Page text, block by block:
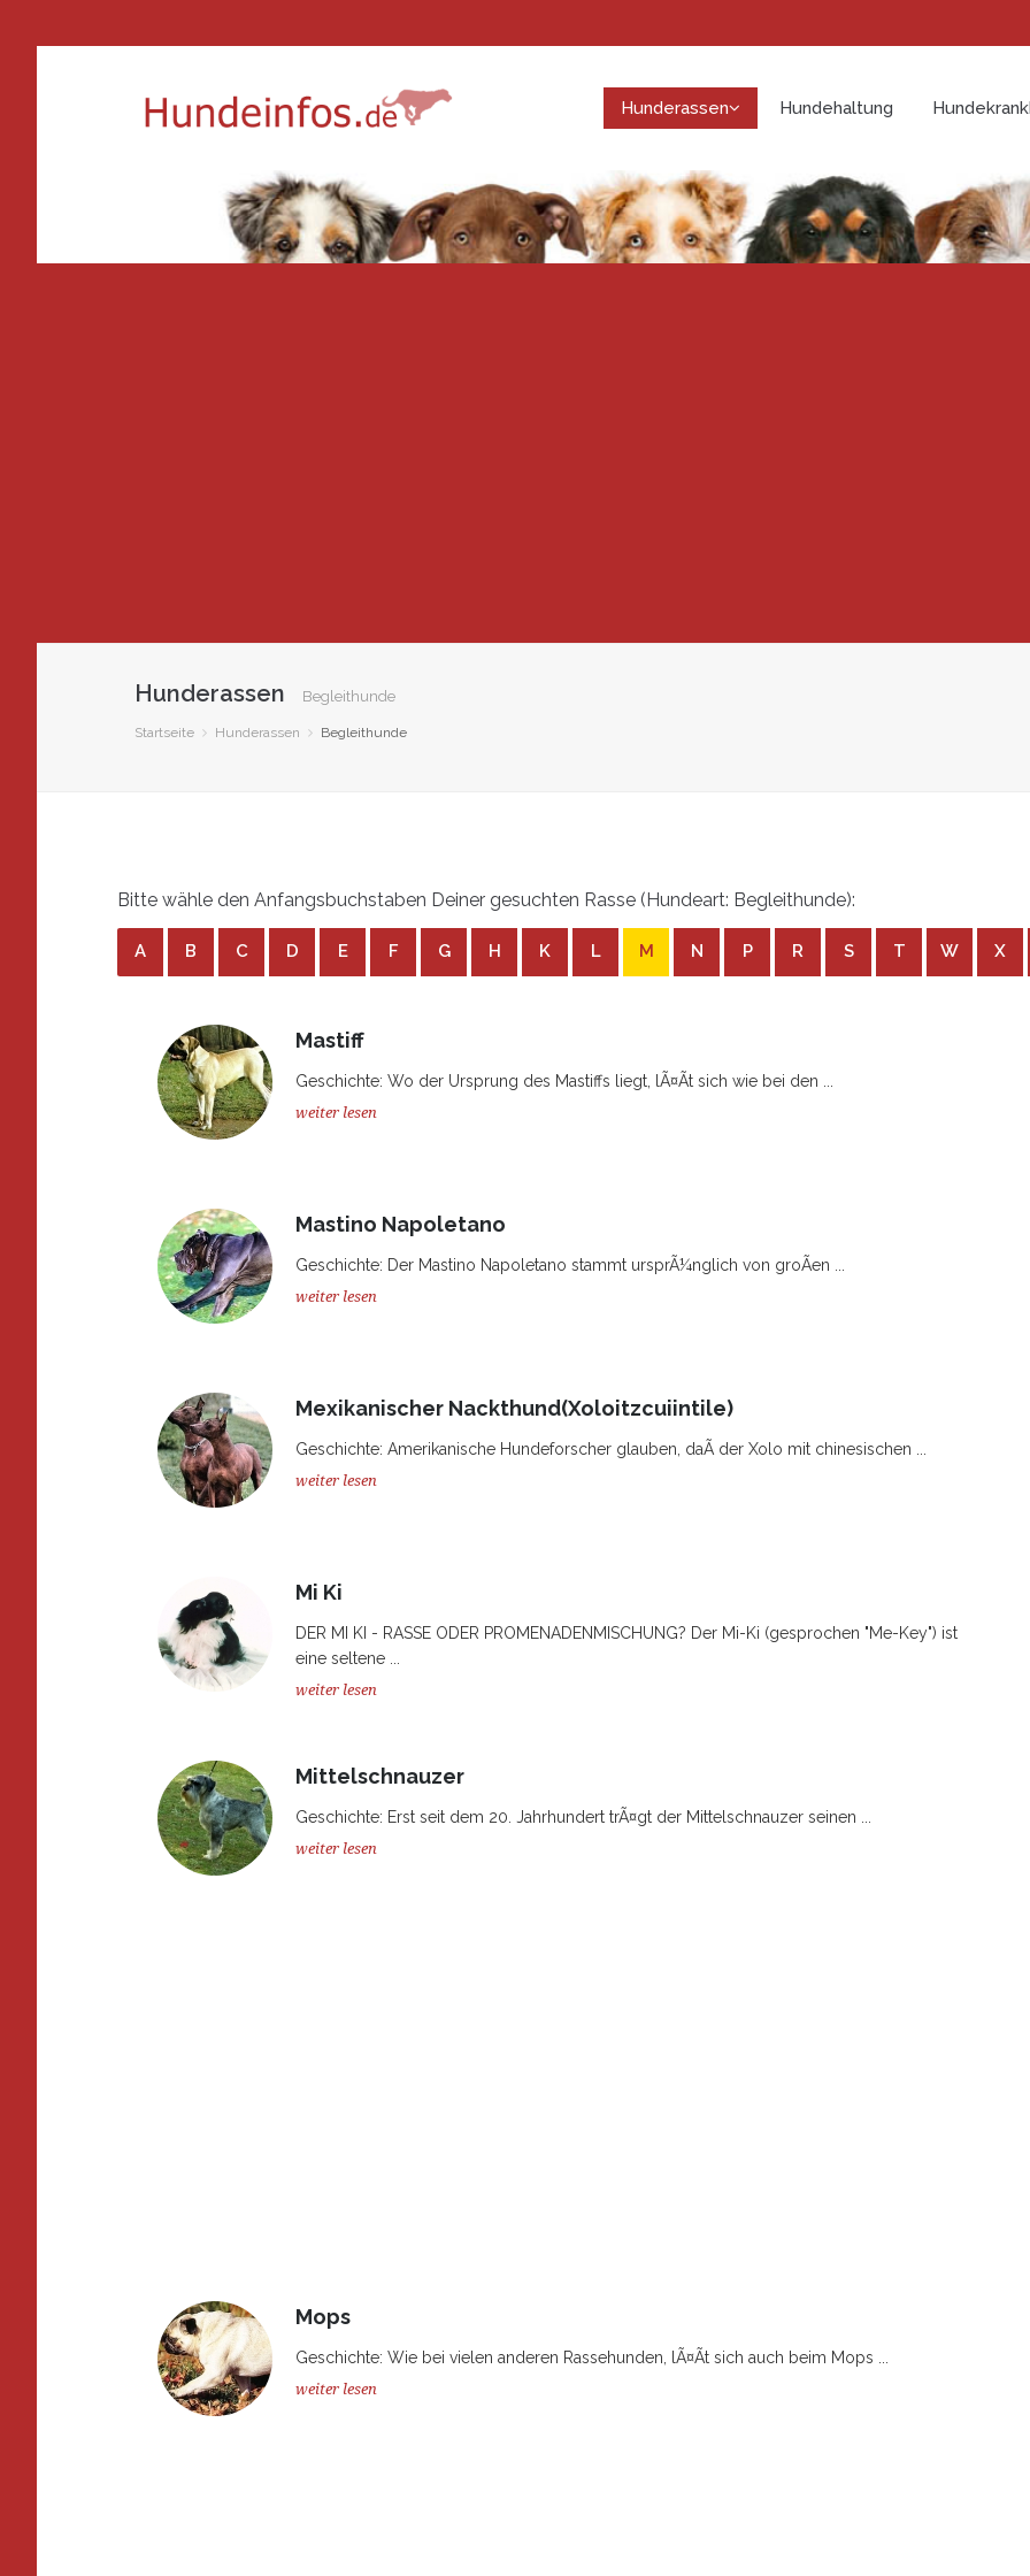
Hunderassen Hundehaltung
Hunderassen Begleithunde
Startseite Hunderassen Begleithunde
Bitte wähle den Anfangsbuchstaben Deiner gesuchten Rasse (Hundeart: Begleithunde):
A B C D E F G H K L M N P R S T W X
Mastiff
Geschichte: Wo der Ursprung des Mastiffs liegt, lÃ¤Ãt sich wie bei den ...
weiter lesen
Mastino Napoletano
Geschichte: Der Mastino Napoletano stammt ursprÃ¼nglich von groÃen ...
weiter lesen
Mexikanischer Nackthund(Xoloitzcuiintile)
Geschichte: Amerikanische Hundeforscher glauben, daÃ der Xolo mit chinesischen ...
weiter lesen
Mi Ki
DER MI KI - RASSE ODER PROMENADENMISCHUNG? Der Mi-Ki (gesprochen "Me-Key") ist
eine seltene ...
weiter lesen
Mittelschnauzer
Geschichte: Erst seit dem 20. Jahrhundert trÃ¤gt der Mittelschnauzer seinen ...
weiter lesen
Mops
Geschichte: Wie bei vielen anderen Rassehunden, lÃ¤Ãt sich auch beim Mops ...
weiter lesen